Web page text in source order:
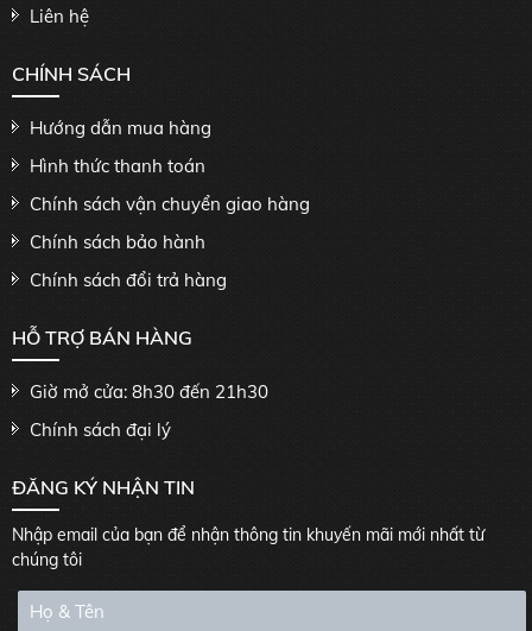
Liên hệ
CHÍNH SÁCH
Hướng dẫn mua hàng
Hình thức thanh toán
Chính sách vận chuyển giao hàng
Chính sách bảo hành
Chính sách đổi trả hàng
HỖ TRỢ BÁN HÀNG
Giờ mở cửa: 8h30 đến 21h30
Chính sách đại lý
ĐĂNG KÝ NHẬN TIN
Nhập email của bạn để nhận thông tin khuyến mãi mới nhất từ
chúng tôi